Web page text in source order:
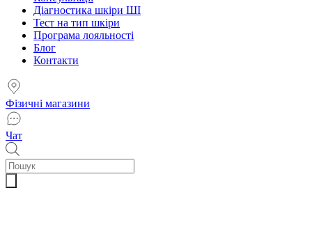
Діагностика шкіри ШІ
Тест на тип шкіри
Програма лояльності
Блог
Контакти
Фізичні магазини
Чат
Пошук
товарів